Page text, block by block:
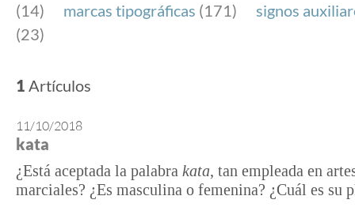
(14)
marcas tipográficas (171)
signos
(23)
1 Artículos
11/10/2018
kata
¿Está aceptada la palabra kata, tan empleada en
marciales? ¿Es masculina o femenina? ¿Cuál es su